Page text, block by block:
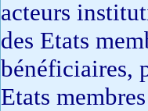
acteurs
des Etats
bénéficiaires,
Etats